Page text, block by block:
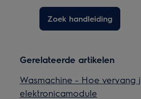
Zoek handleiding
Gerelateerde artikelen
Wasmachine - Hoe vervang
elektronicamodule